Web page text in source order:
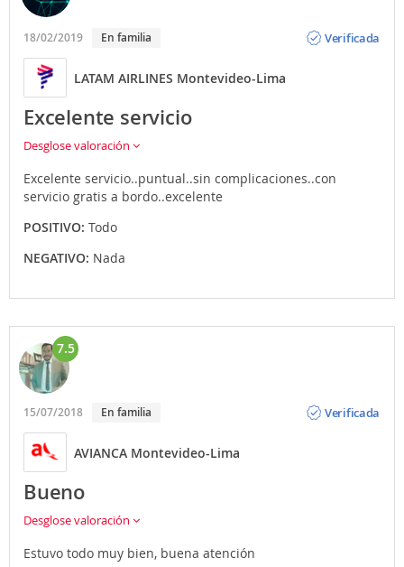
18/02/2019 En familia
Verificada
LATAM AIRLINES Montevideo-Lima
Excelente servicio
Desglose valoración
Excelente servicio..puntual..sin complicaciones..con
servicio gratis a bordo..excelente
POSITIVO: Todo
NEGATIVO: Nada
7.5
15/07/2018 En familia
Verificada
AVIANCA Montevideo-Lima
Bueno
Desglose valoración
Estuvo todo muy bien, buena atención